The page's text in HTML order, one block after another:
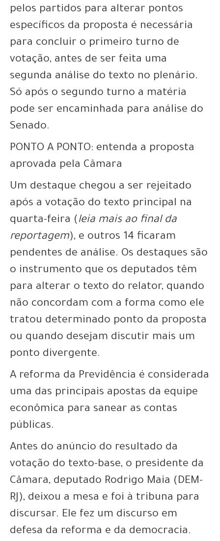
pelos partidos para alterar pontos
específicos da proposta é necessária
para concluir o primeiro turno de
votação, antes de ser feita uma
segunda análise do texto no plenário.
Só após o segundo turno a matéria
pode ser encaminhada para análise do
Senado.
PONTO A PONTO: entenda a proposta
aprovada pela Câmara
Um destaque chegou a ser rejeitado
após a votação do texto principal na
quarta-feira (leia mais ao final da
reportagem), e outros 14 ficaram
pendentes de análise. Os destaques são
o instrumento que os deputados têm
para alterar o texto do relator, quando
não concordam com a forma como ele
tratou determinado ponto da proposta
ou quando desejam discutir mais um
ponto divergente.
A reforma da Previdência é considerada
uma das principais apostas da equipe
econômica para sanear as contas
públicas.
Antes do anúncio do resultado da
votação do texto-base, o presidente da
Câmara, deputado Rodrigo Maia (DEM-
RJ), deixou a mesa e foi à tribuna para
discursar. Ele fez um discurso em
defesa da reforma e da democracia.